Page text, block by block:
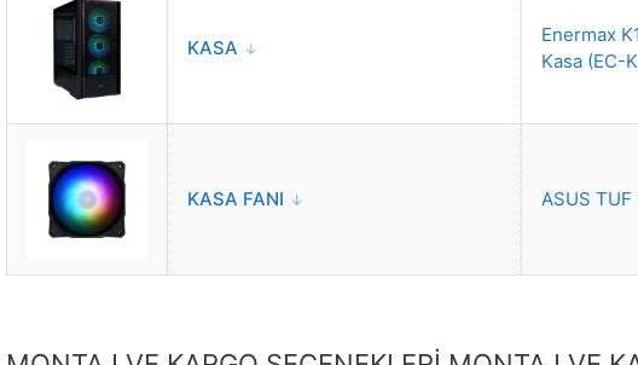
BİLEŞEN PERFORMANSI
Genel Puan
15062
İşlemci Puanı
Ekran Kartı Puanı